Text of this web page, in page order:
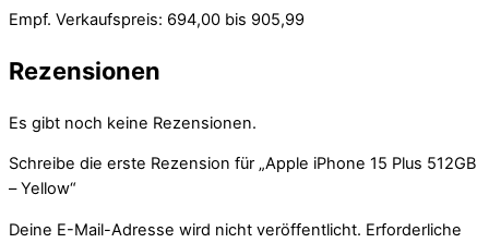
Empf. Verkaufspreis: 694,00 bis 905,99
Rezensionen
Es gibt noch keine Rezensionen.
Schreibe die erste Rezension für „Apple iPhone 15 Plus 512GB
– Yellow“
Deine E-Mail-Adresse wird nicht veröffentlicht. Erforderliche